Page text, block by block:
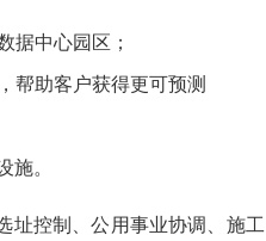
中心园区；
帮助客户获得更可预测
。
址控制、公用事业协调、施工